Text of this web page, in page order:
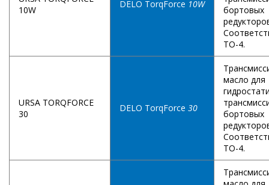
10W
DELO TorqForce 10W
бортовых
TO-4.
URSA TORQFORCE
30
DELO TorqForce 30
масло для
бортовых
TO-4.